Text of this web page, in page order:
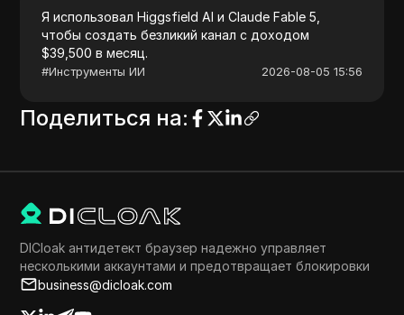
Я использовал Higgsfield AI и Claude Fable 5,
чтобы создать безликий канал с доходом
$39,500 в месяц.
#Инструменты ИИ 2026-08-05 15:56
Поделиться на:
DICloak антидетект браузер надежно управляет
несколькими аккаунтами и предотвращает блокировки
business@dicloak.com